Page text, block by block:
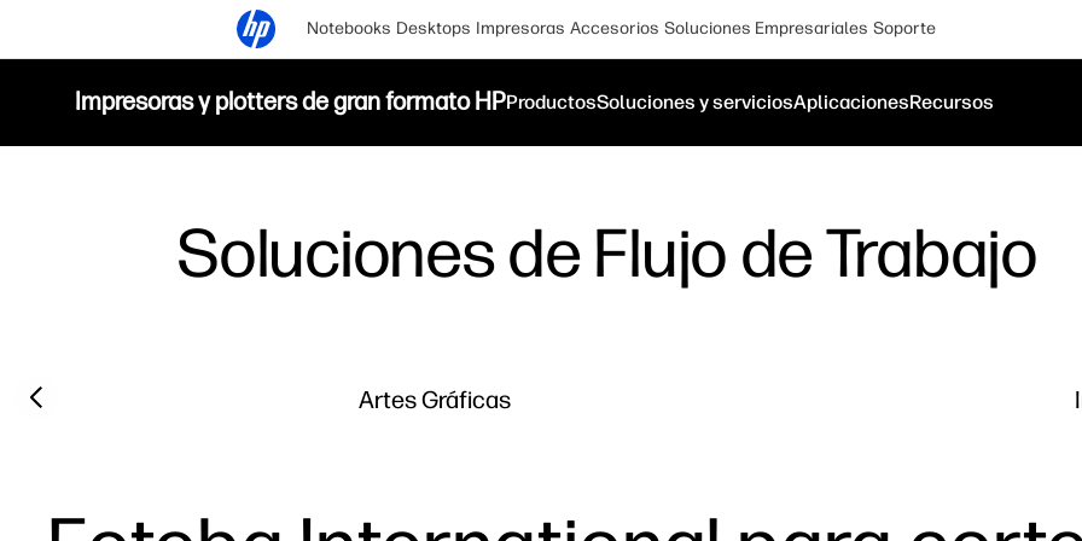
Notebooks Desktops Impresoras Accesorios Soluciones Empresariales Soporte
Impresoras y plotters de gran formato HPProductosSoluciones y serviciosAplicacionesRecursos
Soluciones de Flujo de Trabajo
Artes Gráficas
Previous slide